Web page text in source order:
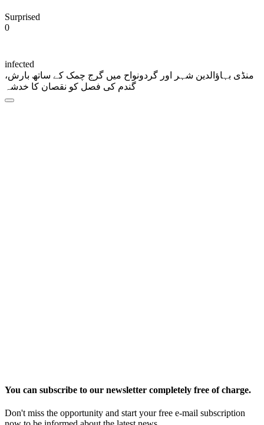
Surprised
0
infected
منڈی بہاؤالدین شہر اور گردونواح میں گرج چمک کے ساتھ بارش،
گندم کی فصل کو نقصان کا خدشہ
You can subscribe to our newsletter completely free of charge.
Don't miss the opportunity and start your free e-mail subscription